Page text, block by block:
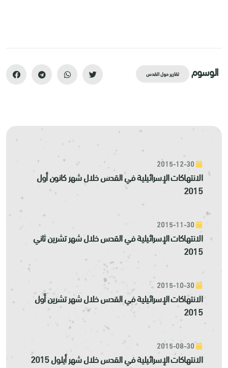
الوسوم تقارير حول القدس
الانتهاكات الإسرائيلية في القدس خلال شهر كانون أول
2015
الانتهاكات الإسرائيلية في القدس خلال شهر تشرين ثاني
2015
الانتهاكات الإسرائيلية في القدس خلال شهر تشرين أول
2015
2015-08-30
الانتهاكات الإسرائيلية في القدس خلال شهر أيلول 2015